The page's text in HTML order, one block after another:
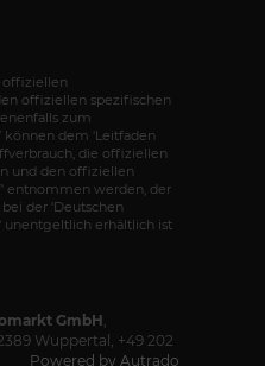
offiziellen
offiziellen spezifischen
zum
können dem 'Leitfaden
die offiziellen
und den offiziellen
entnommen werden, der
der 'Deutschen
unentgeltlich erhältlich ist
GmbH
Wuppertal, +49 202
Powered by Autrado